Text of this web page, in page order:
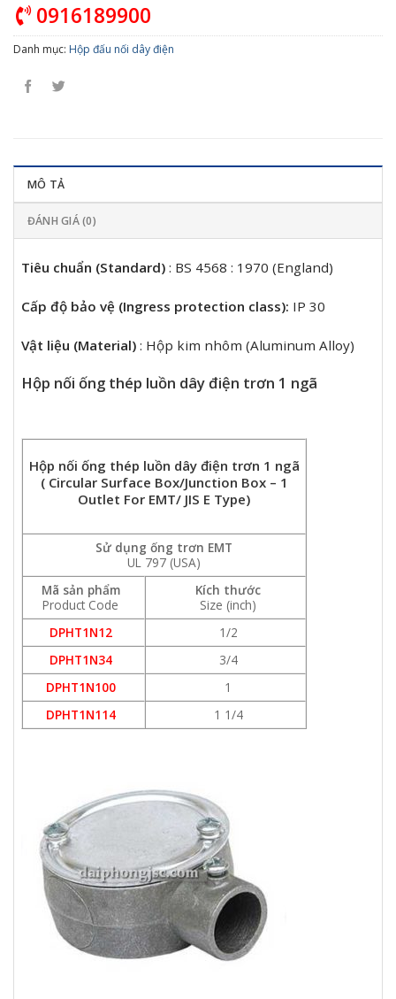
0916189900
Danh mục: Hộp đấu nối dây điện
MÔ TẢ
ĐÁNH GIÁ (0)
Tiêu chuẩn (Standard) : BS 4568 : 1970 (England)
Cấp độ bảo vệ (Ingress protection class): IP 30
Vật liệu (Material) : Hộp kim nhôm (Aluminum Alloy)
Hộp nối ống thép luồn dây điện trơn 1 ngã
Hộp nối ống thép luồn dây điện trơn 1 ngã
( Circular Surface Box/Junction Box – 1
Outlet For EMT/ JIS E Type)
Sử dụng ống trơn EMT
UL 797 (USA)
Mã sản phẩm
Product Code
Kích thước
Size (inch)
DPHT1N12
1/2
DPHT1N34
3/4
DPHT1N100
1
DPHT1N114
1 1/4